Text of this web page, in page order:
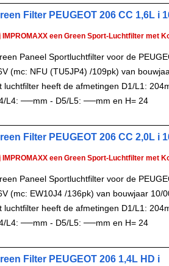
Filter PEUGEOT 206 CC 1,6L i
IMPROMAXX een Green Sport-Luchtfilter met
Paneel Sportluchtfilter voor de
(mc: NFU (TU5JP4) /109pk) van
luchtfilter heeft de afmetingen D1/L1:
L4: ──mm - D5/L5: ──mm en H= 24
Filter PEUGEOT 206 CC 2,0L i
IMPROMAXX een Green Sport-Luchtfilter met
Paneel Sportluchtfilter voor de
(mc: EW10J4 /136pk) van bouwjaar 10/
luchtfilter heeft de afmetingen D1/L1:
L4: ──mm - D5/L5: ──mm en H= 24
Filter PEUGEOT 206 1,4L HD i